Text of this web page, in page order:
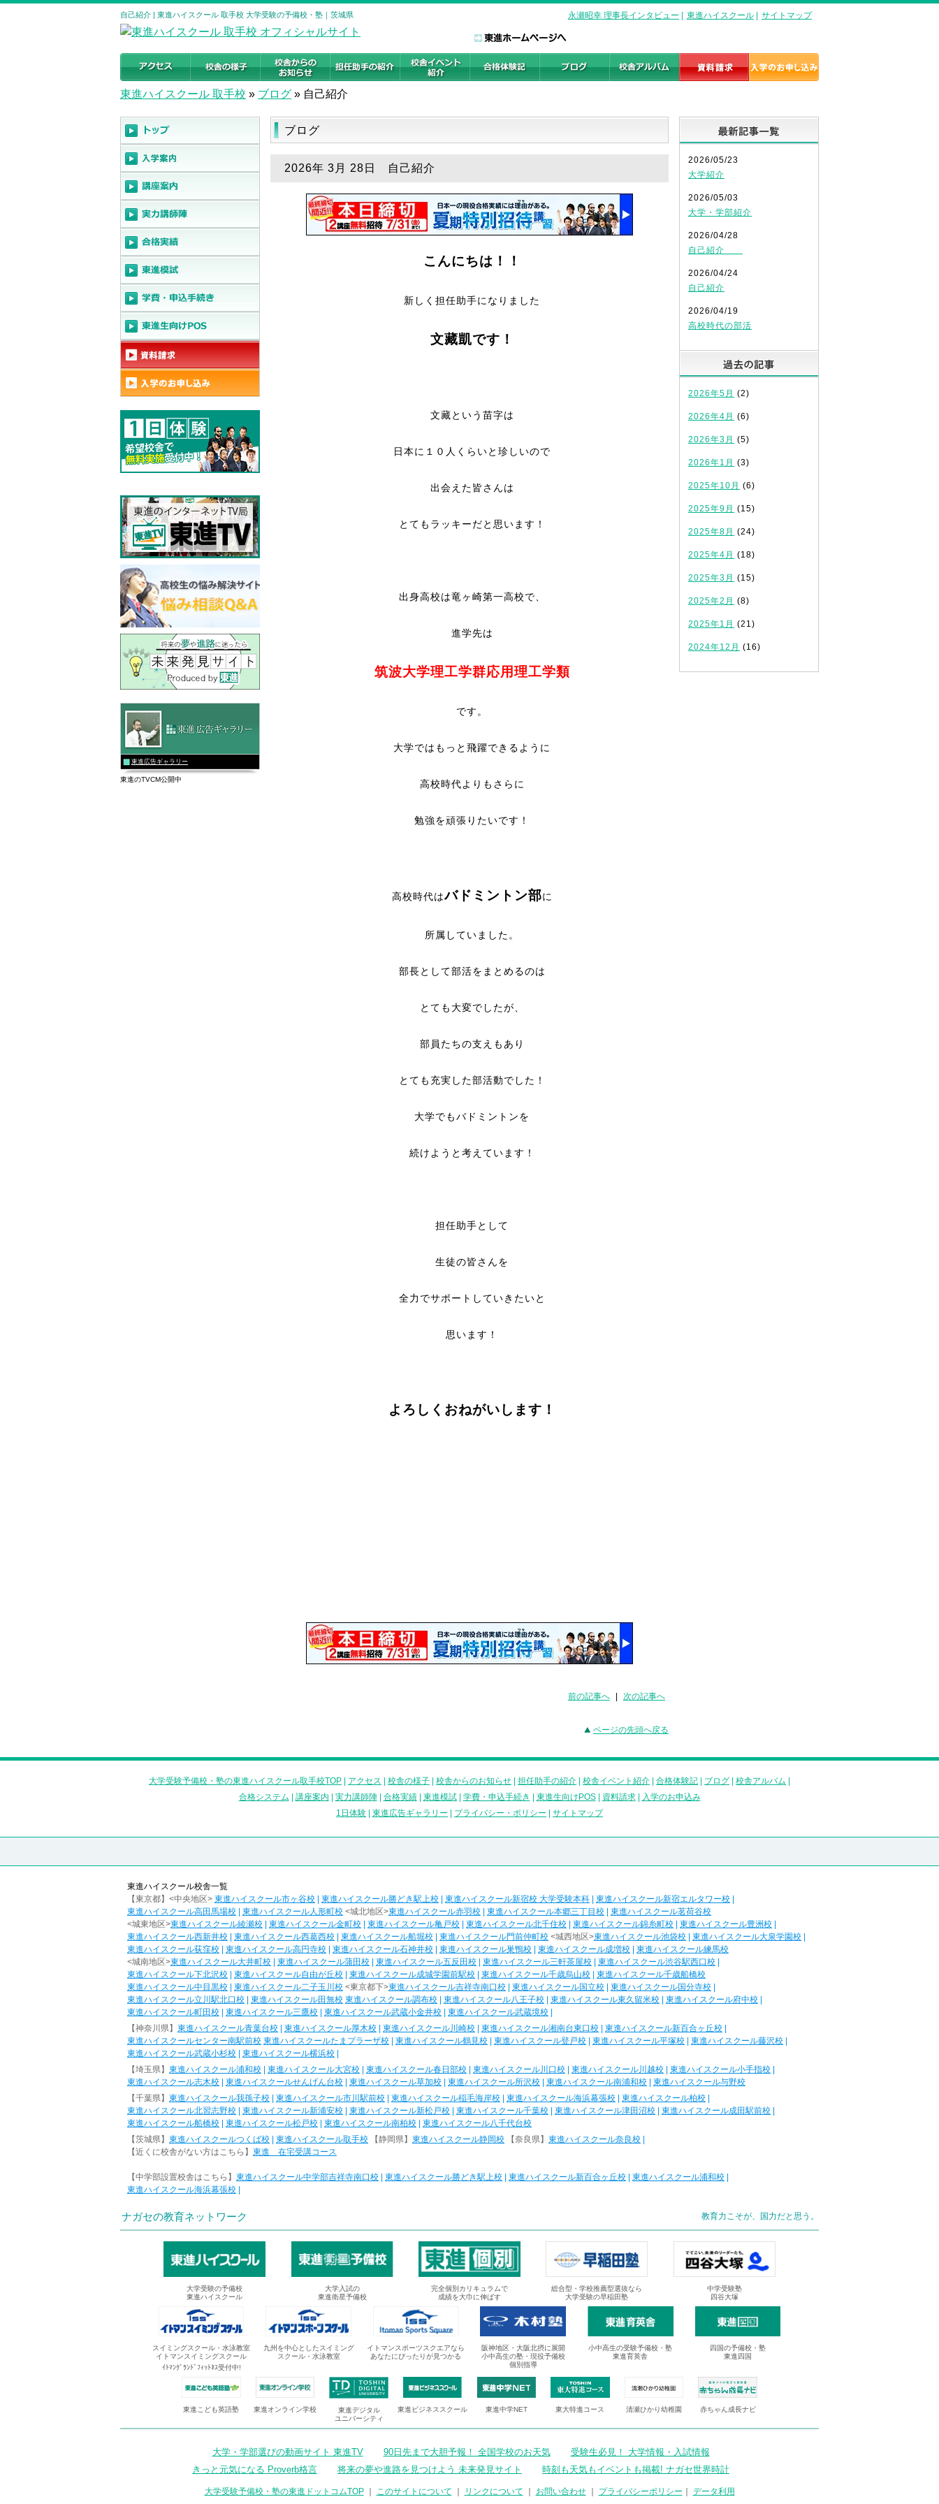
自己紹介 | 東進ハイスクール 取手校 大学受験の予備校・塾｜茨城県 永瀬昭幸 理事長インタビュー 東進ハイスクール サイトマップ
東進ハイスクール 取手校 » ブログ » 自己紹介
ブログ
2026年 3月 28日 自己紹介
こんにちは！！
新しく担任助手になりました
文藏凱です！
文藏という苗字は
日本に１０人くらいと珍しいので
出会えた皆さんは
とてもラッキーだと思います！
出身高校は竜ヶ崎第一高校で、
進学先は
筑波大学理工学群応用理工学類
です。
大学ではもっと飛躍できるように
高校時代よりもさらに
勉強を頑張りたいです！
高校時代はバドミントン部に
所属していました。
部長として部活をまとめるのは
とても大変でしたが、
部員たちの支えもあり
とても充実した部活動でした！
大学でもバドミントンを
続けようと考えています！
担任助手として
生徒の皆さんを
全力でサポートしていきたいと
思います！
よろしくおねがいします！
前の記事へ 次の記事へ
ページの先頭へ戻る
2026/05/23
大学紹介
2026/05/03
大学・学部紹介
2026/04/28
自己紹介
2026/04/24
自己紹介
2026/04/19
高校時代の部活
2026年5月 (2)
2026年4月 (6)
2026年3月 (5)
2026年1月 (3)
2025年10月 (6)
2025年9月 (15)
2025年8月 (24)
2025年4月 (18)
2025年3月 (15)
2025年2月 (8)
2025年1月 (21)
2024年12月 (16)
東進広告ギャラリー
東進のTVCM公開中
大学受験予備校・塾の東進ハイスクール取手校TOP アクセス 校舎の様子 校舎からのお知らせ 担任助手の紹介 校舎イベント紹介 合格体験記 ブログ 校舎アルバム
合格システム
講座案内 実力講師陣| 合格実績| 東進模試| 学費・申込手続き 東進生向けPOS| 資料請求|
入学のお申込み
1日体験
東進広告ギャラリー プライバシー・ポリシー サイトマップ
東進ハイスクール校舎一覧
【東京都】<中央地区> 東進ハイスクール市ヶ谷校 東進ハイスクール勝どき駅上校 東進ハイスクール新宿校 大学受験本科 東進ハイスクール新宿エルタワー校
東進ハイスクール高田馬場校
東進ハイスクール人形町校 <城北地区>東進ハイスクール赤羽校 東進ハイスクール本郷三丁目校
東進ハイスクール茗荷谷校
<城東地区>東進ハイスクール綾瀬校 東進ハイスクール金町校 東進ハイスクール亀戸校 東進ハイスクール北千住校 東進ハイスクール錦糸町校 東進ハイスクール豊洲校
東進ハイスクール西新井校
東進ハイスクール西葛西校 東進ハイスクール船堀校 東進ハイスクール門前仲町校 <城西地区>東進ハイスクール池袋校 東進ハイスクール大泉学園校
東進ハイスクール荻窪校
東進ハイスクール高円寺校 東進ハイスクール石神井校 東進ハイスクール巣鴨校 東進ハイスクール成増校
東進ハイスクール練馬校
<城南地区>東進ハイスクール大井町校 東進ハイスクール蒲田校 東進ハイスクール五反田校 東進ハイスクール三軒茶屋校 東進ハイスクール渋谷駅西口校
東進ハイスクール下北沢校
東進ハイスクール自由が丘校 東進ハイスクール成城学園前駅校 東進ハイスクール千歳烏山校
東進ハイスクール千歳船橋校
東進ハイスクール中目黒校
東進ハイスクール二子玉川校 <東京都下>東進ハイスクール吉祥寺南口校 東進ハイスクール国立校 東進ハイスクール国分寺校
東進ハイスクール立川駅北口校
東進ハイスクール田無校 東進ハイスクール調布校 東進ハイスクール八王子校 東進ハイスクール東久留米校 東進ハイスクール府中校
東進ハイスクール町田校
東進ハイスクール三鷹校 東進ハイスクール武蔵小金井校 東進ハイスクール武蔵境校
【神奈川県】 東進ハイスクール青葉台校 東進ハイスクール厚木校 東進ハイスクール川崎校 東進ハイスクール湘南台東口校 東進ハイスクール新百合ヶ丘校
東進ハイスクールセンター南駅前校 東進ハイスクールたまプラーザ校 東進ハイスクール鶴見校 東進ハイスクール登戸校 東進ハイスクール平塚校 東進ハイスクール藤沢校
東進ハイスクール武蔵小杉校
東進ハイスクール横浜校
【埼玉県】 東進ハイスクール浦和校 東進ハイスクール大宮校 東進ハイスクール春日部校 東進ハイスクール川口校 東進ハイスクール川越校 東進ハイスクール小手指校
東進ハイスクール志木校
東進ハイスクールせんげん台校 東進ハイスクール草加校 東進ハイスクール所沢校 東進ハイスクール南浦和校
東進ハイスクール与野校
【千葉県】 東進ハイスクール我孫子校 東進ハイスクール市川駅前校 東進ハイスクール稲毛海岸校 東進ハイスクール海浜幕張校 東進ハイスクール柏校
東進ハイスクール北習志野校
東進ハイスクール新浦安校 東進ハイスクール新松戸校 東進ハイスクール千葉校 東進ハイスクール津田沼校 東進ハイスクール成田駅前校
東進ハイスクール船橋校
東進ハイスクール松戸校 東進ハイスクール南柏校
東進ハイスクール八千代台校
【茨城県】 東進ハイスクールつくば校 東進ハイスクール取手校 【静岡県】 東進ハイスクール静岡校 【奈良県】 東進ハイスクール奈良校
【近くに校舎がない方はこちら】 東進 在宅受講コース
【中学部設置校舎はこちら】 東進ハイスクール中学部吉祥寺南口校 東進ハイスクール勝どき駅上校 東進ハイスクール新百合ヶ丘校 東進ハイスクール浦和校
東進ハイスクール海浜幕張校
ナガセの教育ネットワーク 教育力こそが、国力だと思う。
大学受験の予備校
東進ハイスクール
大学入試の
東進衛星予備校
完全個別カリキュラムで
成績を大巾に伸ばす
総合型・学校推薦型選抜なら
大学受験の早稲田塾
中学受験塾
四谷大塚
スイミングスクール・水泳教室
イトマンスイミングスクール
ｲﾄﾏﾝｸﾞﾗﾝﾄﾞﾌｨｯﾄﾈｽ受付中!
九州を中心としたスイミング
スクール・水泳教室
イトマンスポーツスクエアなら
あなたにぴったりが見つかる
阪神地区・大阪北摂に展開
小中高生の塾・現役予備校
個別指導
小中高生の受験予備校・塾
東進育英舎
四国の予備校・塾
東進四国
東進こども英語塾 東進オンライン学校
東進デジタル
ユニバーシティ
東進ビジネススクール 東進中学NET 東大特進コース 清瀬ひかり幼稚園 赤ちゃん成長ナビ
大学・学部選びの動画サイト 東進TV 90日先まで大胆予報！ 全国学校のお天気
受験生必見！ 大学情報・入試情報
きっと元気になる Proverb格言
将来の夢や進路を見つけよう 未来発見サイト 時刻も天気もイベントも掲載! ナガセ世界時計
大学受験予備校・塾の東進ドットコムTOP｜ このサイトについて リンクについて お問い合わせ｜ プライバシーポリシー データ利用